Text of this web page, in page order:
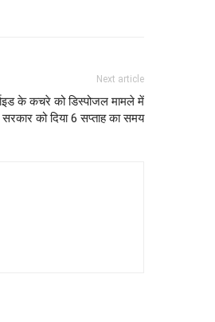
Next article
के कचरे को डिस्पोजल मामले में
सरकार को दिया 6 सप्ताह का समय